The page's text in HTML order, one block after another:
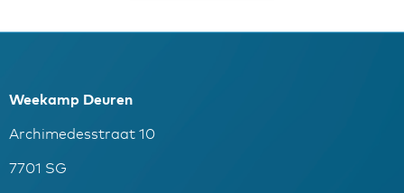
Weekamp Deuren
Archimedesstraat 10
7701 SG